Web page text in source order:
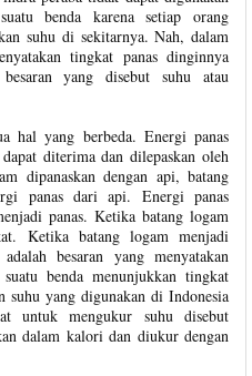
benda karena setiap orang
suhu di sekitarnya. Nah, dalam
tingkat panas dinginnya
yang disebut suhu atau
hal yang berbeda. Energi panas
diterima dan dilepaskan oleh
dipanaskan dengan api, batang
panas dari api. Energi panas
panas. Ketika batang logam
Ketika batang logam menjadi
besaran yang menyatakan
benda menunjukkan tingkat
suhu yang digunakan di Indonesia
untuk mengukur suhu disebut
dalam kalori dan diukur dengan